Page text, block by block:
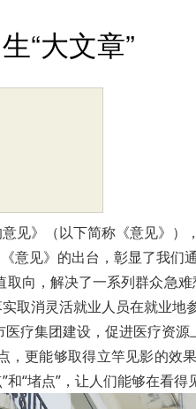
“大文章”
见》（以下简称《意见》
见》的出台，彰显了我们
向，解决了一系列群众急
取消灵活就业人员在就业
医疗集团建设，促进医疗资
更能够取得立竿见影的
“堵点”，让人们能够在看